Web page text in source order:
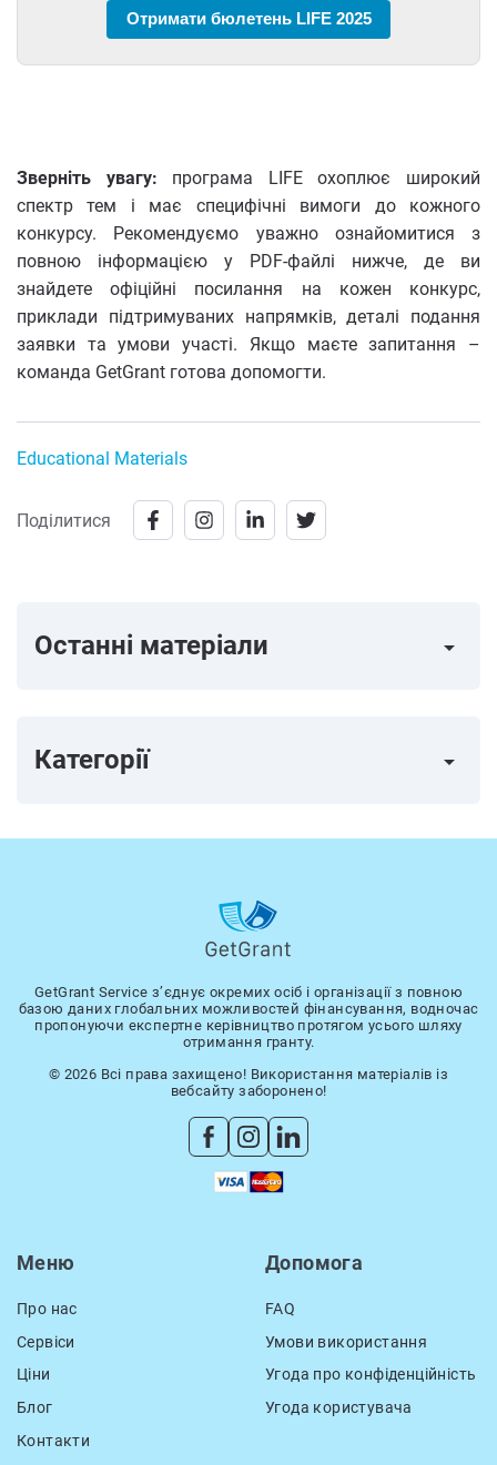
Отримати бюлетень LIFE 2025
Зверніть увагу: програма LIFE охоплює широкий
спектр тем і має специфічні вимоги до кожного
конкурсу. Рекомендуємо уважно ознайомитися з
повною інформацією у PDF-файлі нижче, де ви
знайдете офіційні посилання на кожен конкурс,
приклади підтримуваних напрямків, деталі подання
заявки та умови участі. Якщо маєте запитання –
команда GetGrant готова допомогти.
Educational Materials
Поділитися
Останні матеріали arrow_right
Категорії arrow_right
GetGrant Service з’єднує окремих осіб і організації з повною
базою даних глобальних можливостей фінансування, водночас
пропонуючи експертне керівництво протягом усього шляху
отримання гранту.
© 2026 Всі права захищено! Використання матеріалів із
вебсайту заборонено!
Меню
Про нас
Сервіси
Ціни
Блог
Контакти
Допомога
FAQ
Умови використання
Угода про конфіденційність
Угода користувача